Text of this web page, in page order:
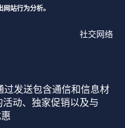
站行为分析。
社交网络
过发送包含通信和信息材
动、独家促销以及与